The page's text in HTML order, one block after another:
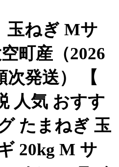
玉ねぎ Mサ
町産（2026
次発送） 【
人気 おすす
たまねぎ 玉
20kg M サ